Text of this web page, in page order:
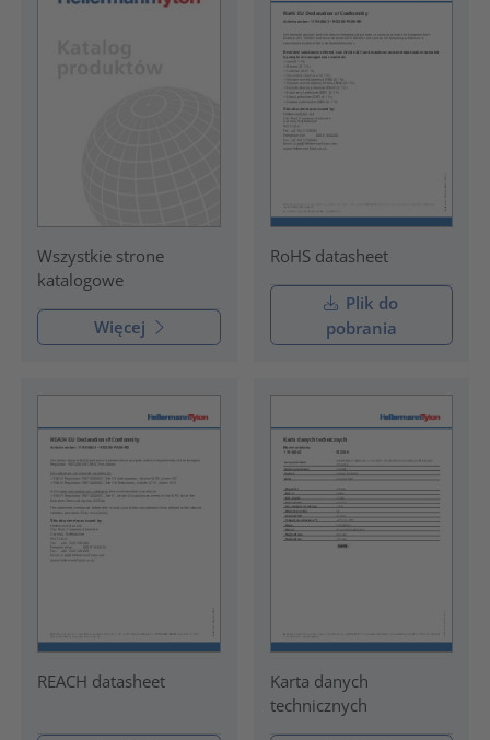
Wszystkie strone
katalogowe
Więcej
RoHS datasheet
Plik do
pobrania
REACH datasheet
Karta danych
technicznych